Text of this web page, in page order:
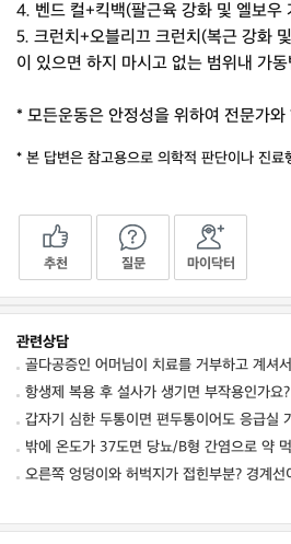
4. 벤드 컬+킥백(팔근육 강화 및 엘보우
5. 크런치+오블리끄 크런치(복근 강화
이 있으면 하지 마시고 없는 범위내 가
* 모든운동은 안정성을 위하여 전문가
* 본 답변은 참고용으로 의학적 판단이나 진료
추천 질문 마이닥터
관련상담
골다공증인 어머님이 치료를 거부하고 계셔
항생제 복용 후 설사가 생기면 부작용인가요?
갑자기 심한 두통이면 편두통이어도 응급실
오른쪽 엉덩이와 허벅지가 접힌부분? 경계